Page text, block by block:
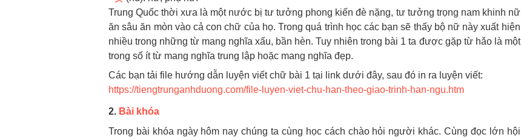
Trung Quốc thời xưa là một nước bị tư tưởng phong kiến đè nặng, tư tưởng trọng nam khinh nữ
ăn sâu ăn mòn vào cả con chữ của họ. Trong quá trình học các bạn sẽ thấy bộ nữ này xuất hiện
nhiều trong những từ mang nghĩa xấu, bần hèn. Tuy nhiên trong bài 1 ta được gặp từ hǎo là một
trong số ít từ mang nghĩa trung lập hoặc mang nghĩa đẹp.
Các bạn tải file hướng dẫn luyện viết chữ bài 1 tại link dưới đây, sau đó in ra luyện viết:
https://tiengtrunganhduong.com/file-luyen-viet-chu-han-theo-giao-trinh-han-ngu.htm
2. Bài khóa
Trong bài khóa ngày hôm nay chúng ta cùng học cách chào hỏi người khác. Cùng đọc lớn hội